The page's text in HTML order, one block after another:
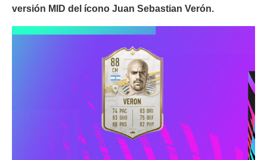
versión MID del ícono Juan Sebastian Verón.